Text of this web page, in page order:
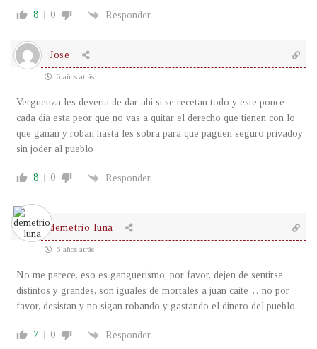
8 0 Responder
Jose
6 años atrás
Verguenza les deveria de dar ahi si se recetan todo y este ponce
cada dia esta peor que no vas a quitar el derecho que tienen con lo
que ganan y roban hasta les sobra para que paguen seguro privadoy
sin joder al pueblo
8 0 Responder
demetrio luna
6 años atrás
No me parece, eso es ganguerismo, por favor, dejen de sentirse
distintos y grandes, son iguales de mortales a juan caite… no por
favor, desistan y no sigan robando y gastando el dinero del pueblo.
7 0 Responder